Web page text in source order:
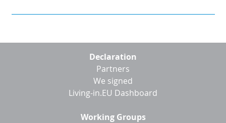
Declaration
Partners
We signed
Living-in.EU Dashboard
Working Groups